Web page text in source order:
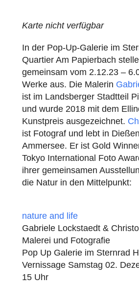
Karte nicht verfügbar
In der Pop-Up-Galerie im
Quartier Am Papierbach
gemeinsam vom 2.12.23 –
Werke aus. Die Malerin
ist im Landsberger Stadtteil
und wurde 2018 mit dem
Kunstpreis ausgezeichnet.
ist Fotograf und lebt in
Ammersee. Er ist Gold
Tokyo International Foto
ihrer gemeinsamen
die Natur in den Mittelpunkt:
nature and life
Gabriele Lockstaedt &
Malerei und Fotografie
Pop Up Galerie im Sternrad
Vernissage Samstag 02.
15 Uhr